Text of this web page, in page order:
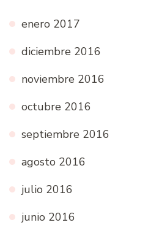
enero 2017
diciembre 2016
noviembre 2016
octubre 2016
septiembre 2016
agosto 2016
julio 2016
junio 2016